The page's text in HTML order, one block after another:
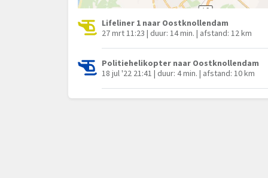
Lifeliner 1 naar Oostknollendam
27 mrt 11:23 | duur: 14 min. | afstand: 12 km
Politiehelikopter naar Oostknollendam
18 jul '22 21:41 | duur: 4 min. | afstand: 10 km